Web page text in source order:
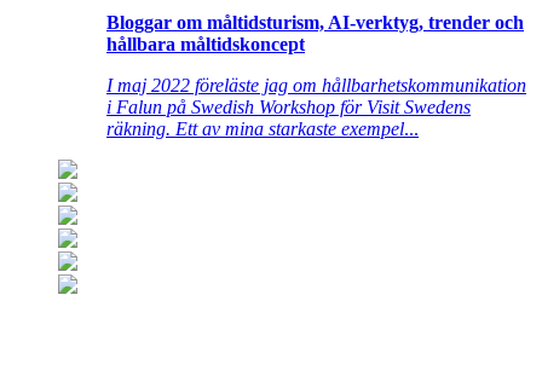
Bloggar om måltidsturism, AI-verktyg, trender och
hållbara måltidskoncept
I maj 2022 föreläste jag om hållbarhetskommunikation
i Falun på Swedish Workshop för Visit Swedens
räkning. Ett av mina starkaste exempel...